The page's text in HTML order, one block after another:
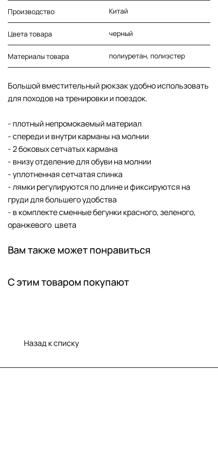
Производство Китай
Цвета товара черный
Материалы товара полиуретан, полиэстер
Большой вместительный рюкзак удобно использовать
для походов на тренировки и поездок.
- плотный непромокаемый материал
- спереди и внутри карманы на молнии
- 2 боковых сетчатых кармана
- внизу отделение для обуви на молнии
- уплотненная сетчатая спинка
- лямки регулируются по длине и фиксируются на
груди для большего удобства
- в комплекте сменные бегунки красного, зеленого,
оранжевого цвета
Вам также может понравиться
С этим товаром покупают
Назад к списку